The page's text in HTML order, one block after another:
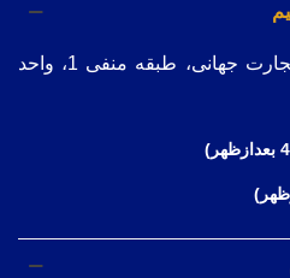
میدان فردوسی، مجتمع تجارت جهانی، طبقه منفی 1، واحد